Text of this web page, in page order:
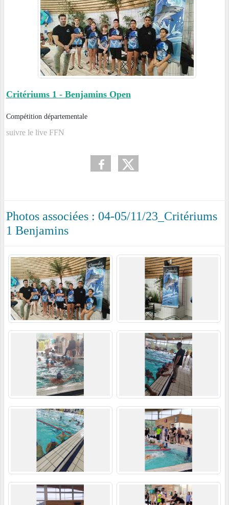
Critériums 1 - Benjamins Open
Compétition départementale
suivre le live FFN
Photos associées : 04-05/11/23_Critériums
1 Benjamins